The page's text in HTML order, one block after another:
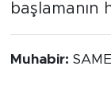
başlamanın
Muhabir: